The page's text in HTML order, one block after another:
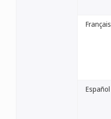
Français
Español